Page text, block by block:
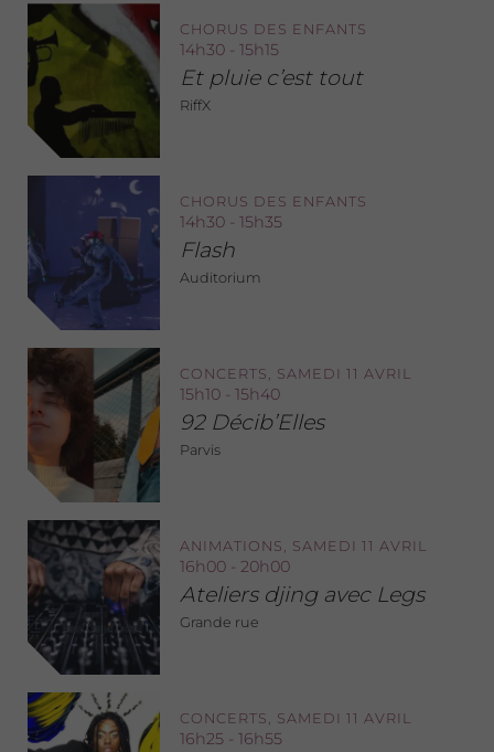
CHORUS DES ENFANTS
14h30 - 15h15
Et pluie c’est tout
RiffX
CHORUS DES ENFANTS
14h30 - 15h35
Flash
Auditorium
CONCERTS, SAMEDI 11 AVRIL
15h10 - 15h40
92 Décib’Elles
Parvis
ANIMATIONS, SAMEDI 11 AVRIL
16h00 - 20h00
Ateliers djing avec Legs
Grande rue
CONCERTS, SAMEDI 11 AVRIL
16h25 - 16h55